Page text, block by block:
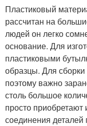
Пластиковый
рассчитан на
людей он легко
основание. Для
пластиковыми
образцы. Для
поэтому важно
столь большое
просто приобретают
соединения деталей